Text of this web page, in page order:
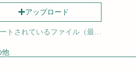
アップロード
サポートされているファイル（最大15MB）
他